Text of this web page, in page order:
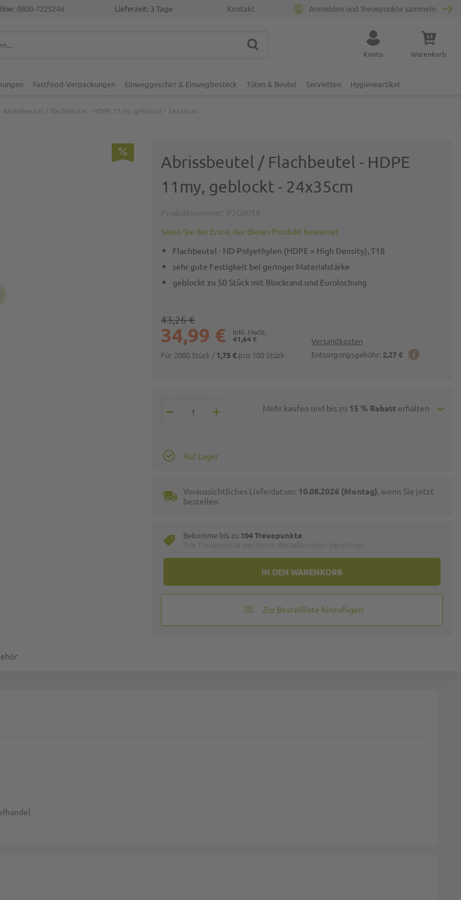
Kontakt
Lieferzeit: 3 Tage
0800-7225246 Anmelden und Treuepunkte sammeln
Suche schließen
SUCHE Konto Warenkorb
Fastfood-Verpackungen Einweggeschirr & Einwegbesteck Tüten & Beutel Servietten Hygieneartikel
Abrissbeutel / Flachbeutel - HDPE 11my, geblockt - 24x35cm
Abrissbeutel / Flachbeutel - HDPE
11my, geblockt - 24x35cm
Seien Sie der Erste, der dieses Produkt bewertet
Flachbeutel - ND-Polyethylen (HDPE = High Density), T18
sehr gute Festigkeit bei geringer Materialstärke
geblockt zu 50 Stück mit Blockrand und Eurolochung
Versandkosten
Entsorgungsgebühr: 2,27 €
41,64 €
34,99 €
43,26 €
Für 2000 Stück / 1,75 € pro 100 Stück
Mehr kaufen und bis zu 15 % Rabatterhalten
IN DEN WARENKORB
Auf Lager
Voraussichtliches Lieferdatum: 10.08.2026 (Montag), wenn Sie jetzt
bestellen.
Bekomme bis zu 104 Treuepunkte
Zur Bestellliste hinzufügen